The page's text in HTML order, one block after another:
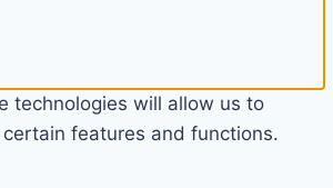
technologies will allow us to
features and functions.